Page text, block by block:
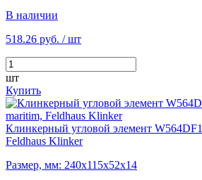
В наличии
518.26 руб. / шт
шт
Купить
Клинкерный угловой элемент
Feldhaus Klinker
Размер, мм: 240х115х52х14